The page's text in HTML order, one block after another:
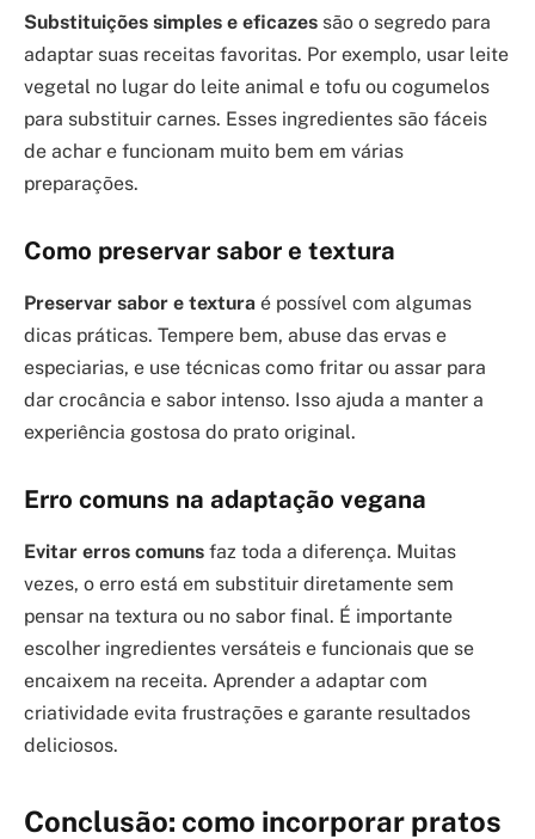
Substituições simples e eficazes são o segredo para
adaptar suas receitas favoritas. Por exemplo, usar leite
vegetal no lugar do leite animal e tofu ou cogumelos
para substituir carnes. Esses ingredientes são fáceis
de achar e funcionam muito bem em várias
preparações.
Como preservar sabor e textura
Preservar sabor e textura é possível com algumas
dicas práticas. Tempere bem, abuse das ervas e
especiarias, e use técnicas como fritar ou assar para
dar crocância e sabor intenso. Isso ajuda a manter a
experiência gostosa do prato original.
Erro comuns na adaptação vegana
Evitar erros comuns faz toda a diferença. Muitas
vezes, o erro está em substituir diretamente sem
pensar na textura ou no sabor final. É importante
escolher ingredientes versáteis e funcionais que se
encaixem na receita. Aprender a adaptar com
criatividade evita frustrações e garante resultados
deliciosos.
Conclusão: como incorporar pratos